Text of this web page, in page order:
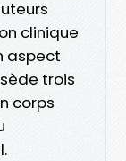
clinique
aspect
trois
corps